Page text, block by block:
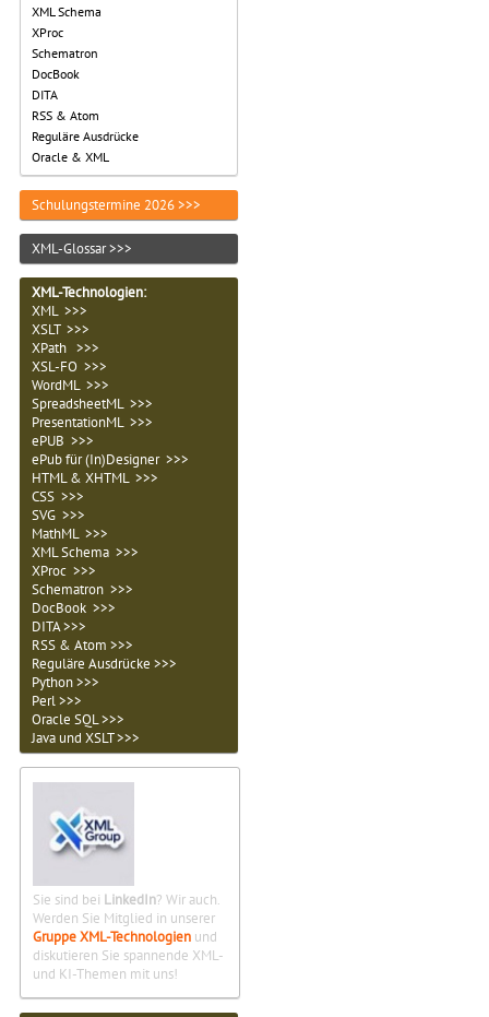
XML Schema
XProc
Schematron
DocBook
DITA
RSS & Atom
Reguläre Ausdrücke
Oracle & XML
Schulungstermine 2026 >>>
XML-Glossar >>>
XML-Technologien:
XML >>>
XSLT >>>
XPath >>>
XSL-FO >>>
WordML >>>
SpreadsheetML >>>
PresentationML >>>
ePUB >>>
ePub für (In)Designer >>>
HTML & XHTML >>>
CSS >>>
SVG >>>
MathML >>>
XML Schema >>>
XProc >>>
Schematron >>>
DocBook >>>
DITA >>>
RSS & Atom >>>
Reguläre Ausdrücke >>>
Python >>>
Perl >>>
Oracle SQL >>>
Java und XSLT >>>
Sie sind bei LinkedIn? Wir auch.
Werden Sie Mitglied in unserer
Gruppe XML-Technologien und
diskutieren Sie spannende XML-
und KI-Themen mit uns!